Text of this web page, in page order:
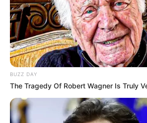
BUZZ DAY
The Tragedy Of Robert Wagner Is Truly